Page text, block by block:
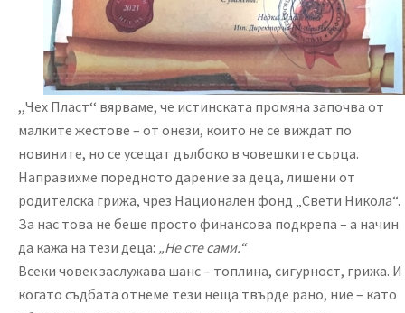
,,Чех Пласт‘‘ вярваме, че истинската промяна започва от
малките жестове – от онези, които не се виждат по
новините, но се усещат дълбоко в човешките сърца.
Направихме поредното дарение за деца, лишени от
родителска грижа, чрез Национален фонд „Свети Никола“.
За нас това не беше просто финансова подкрепа – а начин
да кажа на тези деца: „Не сте сами.“
Всеки човек заслужава шанс – топлина, сигурност, грижа. И
когато съдбата отнеме тези неща твърде рано, ние – като